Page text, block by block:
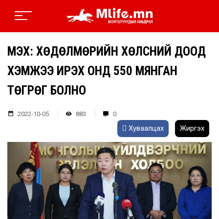
МҮЭХ: ХӨДӨЛМӨРИЙН ХӨЛСНИЙ ДООД
ХЭМЖЭЭ ИРЭХ ОНД 550 МЯНГАН
ТӨГРӨГ БОЛНО
2022-10-05 883 0
Хуваалцах Жиргэх